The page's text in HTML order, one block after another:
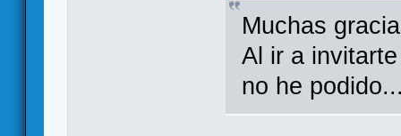
Muchas
Al ir a
no he